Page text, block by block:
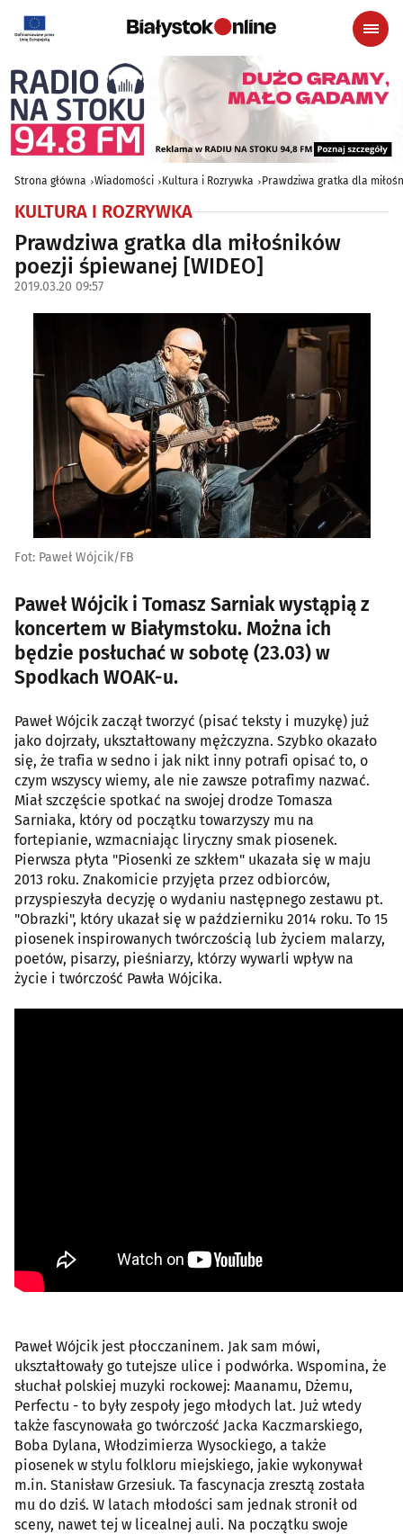
Strona główna Wiadomości Kultura i Rozrywka Prawdziwa gratka dla
KULTURA I ROZRYWKA
Prawdziwa gratka dla miłośników
poezji śpiewanej [WIDEO]
2019.03.20 09:57
Fot: Paweł Wójcik/FB
Paweł Wójcik i Tomasz Sarniak wystąpią z
koncertem w Białymstoku. Można ich
będzie posłuchać w sobotę (23.03) w
Spodkach WOAK-u.
Paweł Wójcik zaczął tworzyć (pisać teksty i muzykę) już
jako dojrzały, ukształtowany mężczyzna. Szybko okazało
się, że trafia w sedno i jak nikt inny potrafi opisać to, o
czym wszyscy wiemy, ale nie zawsze potrafimy nazwać.
Miał szczęście spotkać na swojej drodze Tomasza
Sarniaka, który od początku towarzyszy mu na
fortepianie, wzmacniając liryczny smak piosenek.
Pierwsza płyta "Piosenki ze szkłem" ukazała się w maju
2013 roku. Znakomicie przyjęta przez odbiorców,
przyspieszyła decyzję o wydaniu następnego zestawu pt.
"Obrazki", który ukazał się w październiku 2014 roku. To 15
piosenek inspirowanych twórczością lub życiem malarzy,
poetów, pisarzy, pieśniarzy, którzy wywarli wpływ na
życie i twórczość Pawła Wójcika.
Paweł Wójcik jest płocczaninem. Jak sam mówi,
ukształtowały go tutejsze ulice i podwórka. Wspomina, że
słuchał polskiej muzyki rockowej: Maanamu, Dżemu,
Perfectu - to były zespoły jego młodych lat. Już wtedy
także fascynowała go twórczość Jacka Kaczmarskiego,
Boba Dylana, Włodzimierza Wysockiego, a także
piosenek w stylu folkloru miejskiego, jakie wykonywał
m.in. Stanisław Grzesiuk. Ta fascynacja zresztą została
mu do dziś. W latach młodości sam jednak stronił od
sceny, nawet tej w licealnej auli. Na początku swoje